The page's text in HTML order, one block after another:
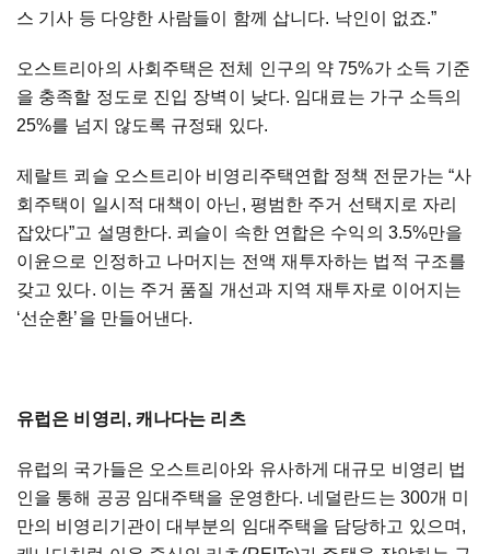
스 기사 등 다양한 사람들이 함께 삽니다. 낙인이 없죠.”
오스트리아의 사회주택은 전체 인구의 약 75%가 소득 기준
을 충족할 정도로 진입 장벽이 낮다. 임대료는 가구 소득의
25%를 넘지 않도록 규정돼 있다.
제랄트 쾨슬 오스트리아 비영리주택연합 정책 전문가는 “사
회주택이
일시적 대책이 아닌 , 평범한 주거 선택지로 자리
잡았다”고 설명한다. 쾨슬이 속한 연합은 수익의 3.5%만을
이윤으로 인정하고 나머지는 전액 재투자하는 법적 구조를
갖고 있다. 이는 주거 품질 개선과 지역 재투자로 이어지는
‘선순환’을 만들어낸다.
유럽은 비영리 , 캐나다는 리츠
유럽의 국가들은 오스트리아와 유사하게 대규모 비영리 법
인을 통해 공공 임대주택을 운영한다. 네덜란드는 300개 미
만의 비영리기관이 대부분의 임대주택을 담당하고 있으며 ,